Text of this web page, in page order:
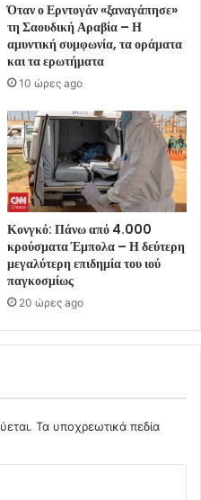
Όταν ο Ερντογάν «ξαναγάπησε»
τη Σαουδική Αραβία – Η
αμυντική συμφωνία, τα οράματα
και τα ερωτήματα
10 ώρες ago
Κονγκό: Πάνω από 4.000
κρούσματα Έμπολα – Η δεύτερη
μεγαλύτερη επιδημία του ιού
παγκοσμίως
20 ώρες ago
Τα υποχρεωτικά πεδία